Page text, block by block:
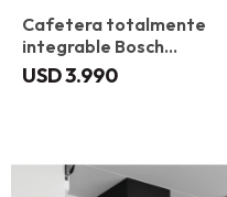
Cafetera totalmente
integrable Bosch
CTL7181B0
USD3.990